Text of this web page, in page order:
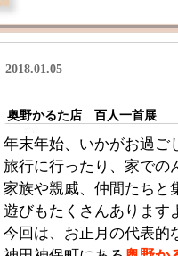
2018.01.05
奥野かるた店 百人一首展
年末年始、いかがお過ご
旅行に行ったり、家での
家族や親戚、仲間たちと
遊びもたくさんあります
今回は、お正月の代表的